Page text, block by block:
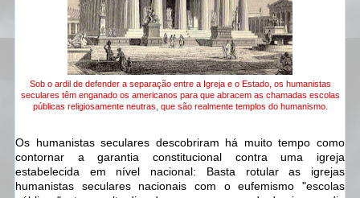
Sob o ardil de defender a separação entre a Igreja e o Estado, os humanistas
seculares têm enganado os americanos para que abracem as chamadas escolas
públicas religiosamente neutras, que são realmente templos do humanismo.
Os humanistas seculares descobriram há muito tempo como
contornar a garantia constitucional contra uma igreja
estabelecida em nível nacional: Basta rotular as igrejas
humanistas seculares nacionais com o eufemismo "escolas